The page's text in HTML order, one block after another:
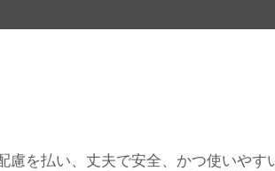
を払い、丈夫で安全、かつ使いやす